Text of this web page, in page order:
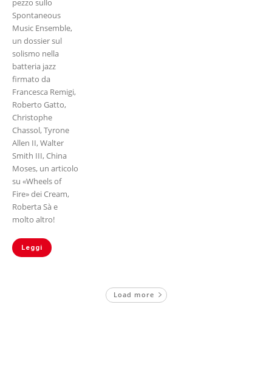
pezzo sullo
Spontaneous
Music Ensemble,
un dossier sul
solismo nella
batteria jazz
firmato da
Francesca Remigi,
Roberto Gatto,
Christophe
Chassol, Tyrone
Allen II, Walter
Smith III, China
Moses, un articolo
su «Wheels of
Fire» dei Cream,
Roberta Sà e
molto altro!
Leggi
Load more